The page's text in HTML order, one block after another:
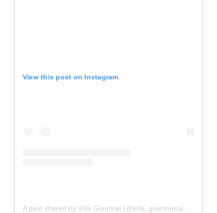
View this post on Instagram
A post shared by Villa Gourmet (@villa_gourmetcampos)